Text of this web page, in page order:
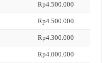
Rp4.500.000
Rp4.500.000
Rp4.300.000
Rp4.000.000